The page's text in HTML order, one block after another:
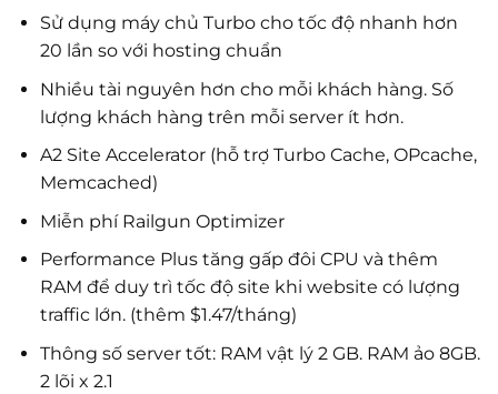
Sử dụng máy chủ Turbo cho tốc độ nhanh hơn
20 lần so với hosting chuẩn
Nhiều tài nguyên hơn cho mỗi khách hàng. Số
lượng khách hàng trên mỗi server ít hơn.
A2 Site Accelerator (hỗ trợ Turbo Cache, OPcache,
Memcached)
Miễn phí Railgun Optimizer
Performance Plus tăng gấp đôi CPU và thêm
RAM để duy trì tốc độ site khi website có lượng
traffic lớn. (thêm $1.47/tháng)
Thông số server tốt: RAM vật lý 2 GB. RAM ảo 8GB.
2 lõi x 2.1